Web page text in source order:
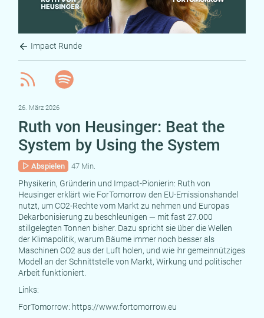
Impact Runde
26. März 2026
Ruth von Heusinger: Beat the
System by Using the System
Abspielen 47 Min.
Physikerin, Gründerin und Impact-Pionierin: Ruth von
Heusinger erklärt wie ForTomorrow den EU-Emissionshandel
nutzt, um CO2-Rechte vom Markt zu nehmen und Europas
Dekarbonisierung zu beschleunigen — mit fast 27.000
stillgelegten Tonnen bisher. Dazu spricht sie über die Wellen
der Klimapolitik, warum Bäume immer noch besser als
Maschinen CO2 aus der Luft holen, und wie ihr gemeinnütziges
Modell an der Schnittstelle von Markt, Wirkung und politischer
Arbeit funktioniert.
Links:
ForTomorrow: https://www.fortomorrow.eu